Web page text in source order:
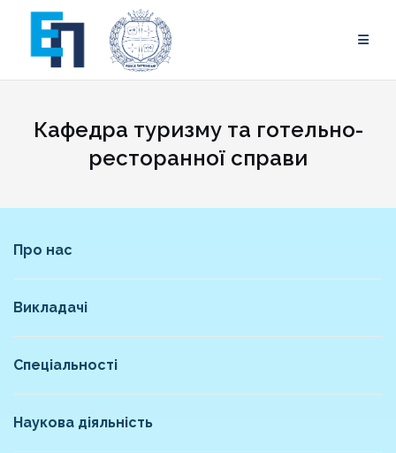
content
Кафедра туризму та готельно-
ресторанної справи
Про нас
Викладачі
Спеціальності
Наукова діяльність